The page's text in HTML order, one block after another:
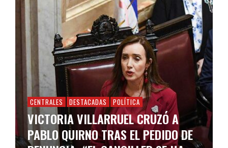
CENTRALES DESTACADAS POLÍTICA
VICTORIA VILLARRUEL CRUZÓ A
PABLO QUIRNO TRAS EL PEDIDO DE